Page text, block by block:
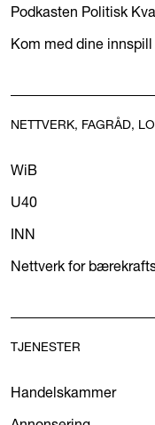
Podkasten Politisk
Kom med dine innspill
NETTVERK, FAGRÅD,
WiB
U40
INN
Nettverk for
TJENESTER
Handelskammer